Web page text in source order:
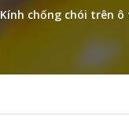
Kính chống chói trên